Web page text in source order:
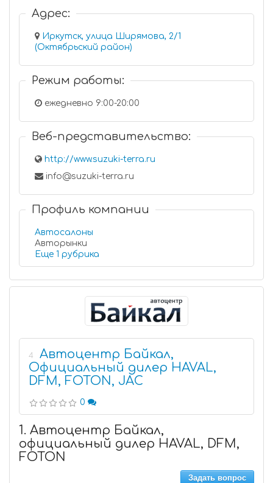
Адрес:
Иркутск, улица Ширямова, 2/1
(Октябрьский район)
Режим работы:
ежедневно 9:00-20:00
Веб-представительство:
http://www.suzuki-terra.ru
info@suzuki-terra.ru
Профиль компании
Автосалоны
Авторынки
Еще 1 рубрика
4
Автоцентр Байкал,
Официальный дилер HAVAL,
DFM, FOTON, JAC
0
1. Автоцентр Байкал,
официальный дилер HAVAL, DFM,
FOTON
Задать вопрос